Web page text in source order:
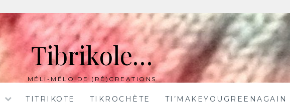
Tibrikole…
MÉLI-MÉLO DE (RÉ)CREATIONS
TITRIKOTE TIKROCHÈTE TI’MAKEYOUGREENAGAIN